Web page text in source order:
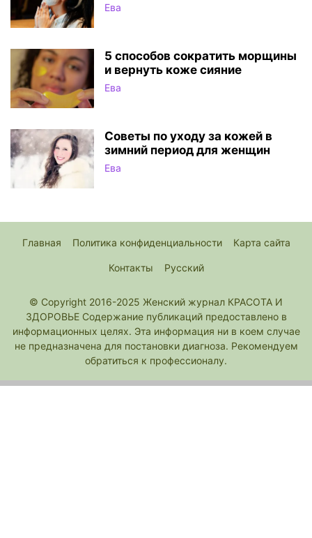
Ева
5 способов сократить морщины
и вернуть коже сияние
Ева
Советы по уходу за кожей в
зимний период для женщин
Ева
Главная Политика конфиденциальности Карта сайта
Контакты Русский
© Copyright 2016-2025 Женский журнал КРАСОТА И
ЗДОРОВЬЕ Содержание публикаций предоставлено в
информационных целях. Эта информация ни в коем случае
не предназначена для постановки диагноза. Рекомендуем
обратиться к профессионалу.